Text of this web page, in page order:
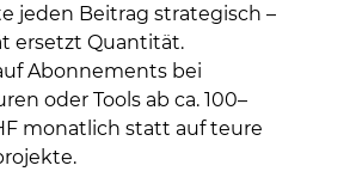
jeden Beitrag strategisch –
ersetzt Quantität.
Abonnements bei
oder Tools ab ca. 100–
monatlich statt auf teure